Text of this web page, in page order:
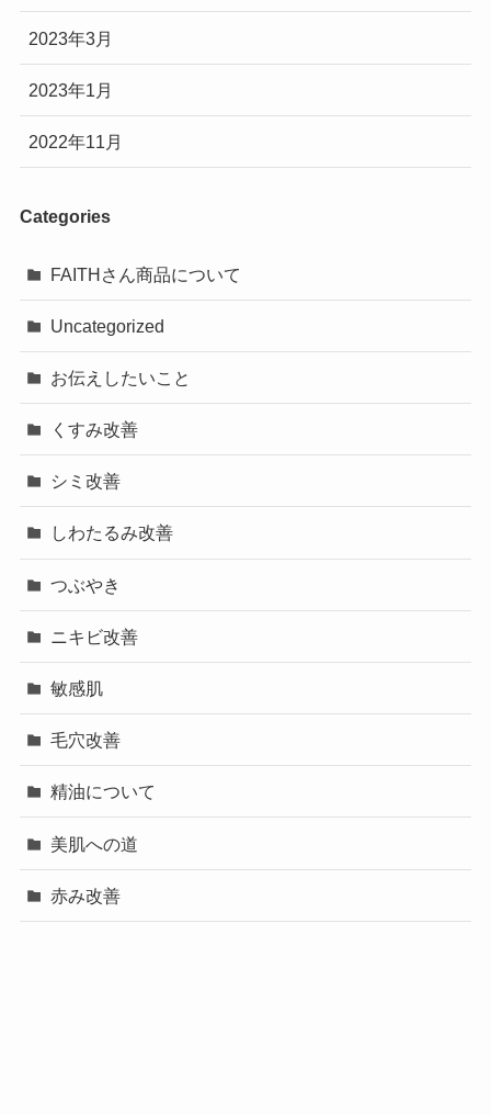
2023年3月
2023年1月
2022年11月
Categories
FAITHさん商品について
Uncategorized
お伝えしたいこと
くすみ改善
シミ改善
しわたるみ改善
つぶやき
ニキビ改善
敏感肌
毛穴改善
精油について
美肌への道
赤み改善